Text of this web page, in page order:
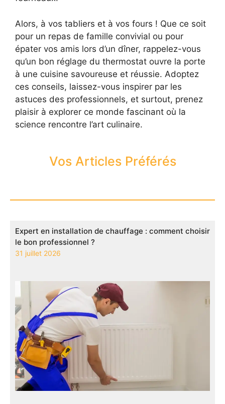
Alors, à vos tabliers et à vos fours ! Que ce soit
pour un repas de famille convivial ou pour
épater vos amis lors d’un dîner, rappelez-vous
qu’un bon réglage du thermostat ouvre la porte
à une cuisine savoureuse et réussie. Adoptez
ces conseils, laissez-vous inspirer par les
astuces des professionnels, et surtout, prenez
plaisir à explorer ce monde fascinant où la
science rencontre l’art culinaire.
Vos Articles Préférés
Expert en installation de chauffage : comment choisir
le bon professionnel ?
31 juillet 2026